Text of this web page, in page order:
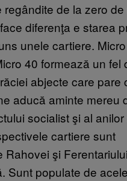
regândite de la zero de
diferenţa e starea
unele cartiere.
40 formează un fel
abjecte care pare
aducă aminte mereu
socialist şi al anilor
cartiere sunt
Rahovei şi
Sunt populate de